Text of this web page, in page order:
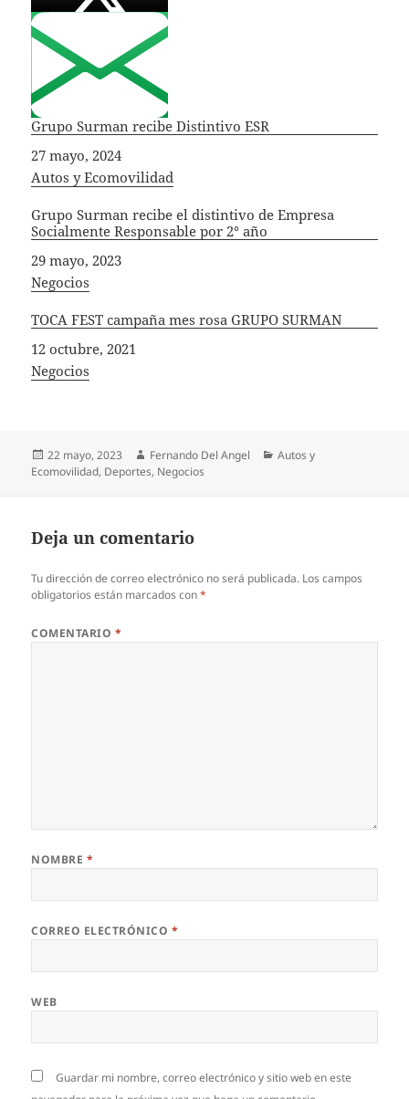
Grupo Surman recibe Distintivo ESR
Fecha
27 mayo, 2024
In relation to
Autos y Ecomovilidad
Grupo Surman recibe el distintivo de Empresa
Socialmente Responsable por 2° año
Fecha
29 mayo, 2023
In relation to
Negocios
TOCA FEST campaña mes rosa GRUPO SURMAN
Fecha
12 octubre, 2021
In relation to
Negocios
Publicado
el
22 mayo, 2023 Autor
Fernando Del Angel Categorías
Autos y
Ecomovilidad, Deportes, Negocios
Deja un comentario
Tu dirección de correo electrónico no será publicada. Los campos
obligatorios están marcados con*
COMENTARIO *
NOMBRE *
CORREO ELECTRÓNICO *
WEB
Guardar mi nombre, correo electrónico y sitio web en este